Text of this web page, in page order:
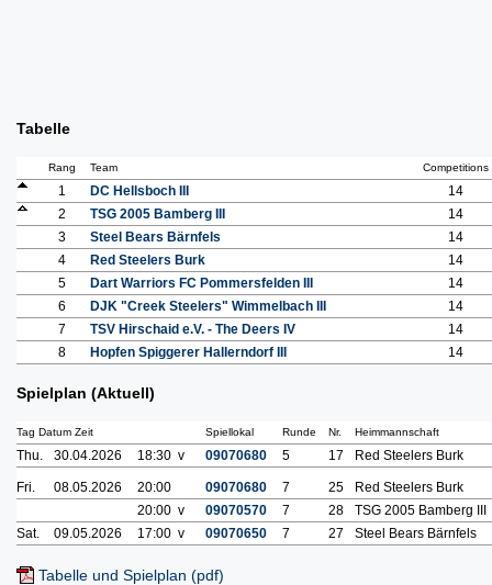
Tabelle
Rang Team Competitions
1 DC Hellsboch III
14
2
TSG 2005 Bamberg III
14
3
Steel Bears Bärnfels
14
4
Red Steelers Burk
14
5
Dart Warriors FC Pommersfelden III
14
6
DJK "Creek Steelers" Wimmelbach III
14
7
TSV Hirschaid e.V. - The Deers IV
14
8
Hopfen Spiggerer Hallerndorf III 14
Spielplan (Aktuell)
Tag Datum Zeit Spiellokal Runde Nr. Heimmannschaft
Thu. 30.04.2026 18:30 v 09070680 5 17 Red Steelers Burk
Fri. 08.05.2026 20:00 09070680 7 25
Red Steelers Burk
20:00 v
09070570 7 28
TSG 2005 Bamberg III
Sat.
09.05.2026 17:00 v 09070650 7 27 Steel Bears Bärnfels
Tabelle und Spielplan (pdf)